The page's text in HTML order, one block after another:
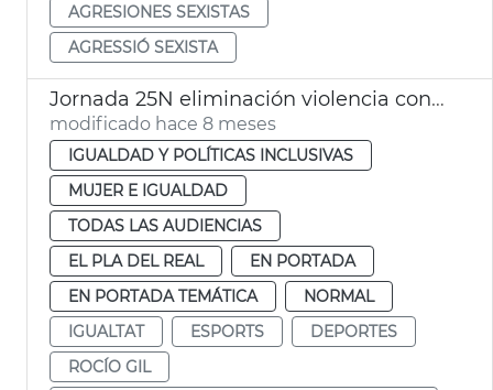
AGRESIONES SEXISTAS
AGRESSIÓ SEXISTA
Jornada 25N eliminación violencia contra las mujeres
modificado hace 8 meses
IGUALDAD Y POLÍTICAS INCLUSIVAS
MUJER E IGUALDAD
TODAS LAS AUDIENCIAS
EL PLA DEL REAL
EN PORTADA
EN PORTADA TEMÁTICA
NORMAL
IGUALTAT
ESPORTS
DEPORTES
ROCÍO GIL